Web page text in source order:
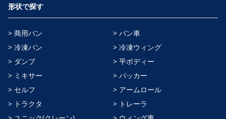
形状で探す
> 商用バン
> バン車
> 冷凍バン
> 冷凍ウィング
> ダンプ
> 平ボディー
> ミキサー
> パッカー
> セルフ
> アームロール
> トラクタ
> トレーラ